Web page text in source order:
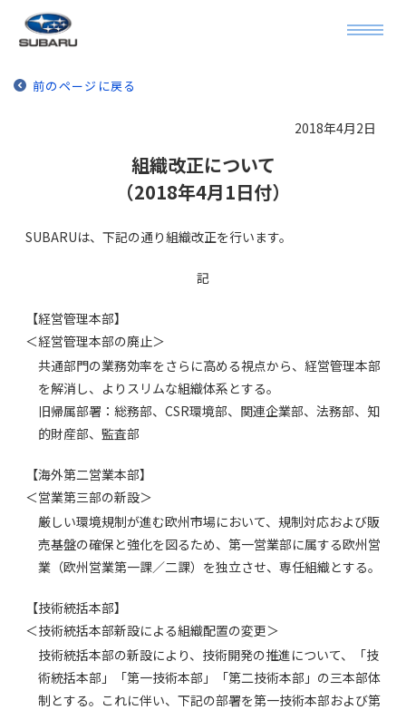
前のページに戻る
2018年4月2日
組織改正について
（2018年4月1日付）
SUBARUは、下記の通り組織改正を行います。
記
【経営管理本部】
＜経営管理本部の廃止＞
共通部門の業務効率をさらに高める視点から、経営管理本部
を解消し、よりスリムな組織体系とする。
旧帰属部署：総務部、CSR環境部、関連企業部、法務部、知
的財産部、監査部
【海外第二営業本部】
＜営業第三部の新設＞
厳しい環境規制が進む欧州市場において、規制対応および販
売基盤の確保と強化を図るため、第一営業部に属する欧州営
業（欧州営業第一課／二課）を独立させ、専任組織とする。
【技術統括本部】
＜技術統括本部新設による組織配置の変更＞
技術統括本部の新設により、技術開発の推進について、「技
術統括本部」「第一技術本部」「第二技術本部」の三本部体
制とする。これに伴い、下記の部署を第一技術本部および第